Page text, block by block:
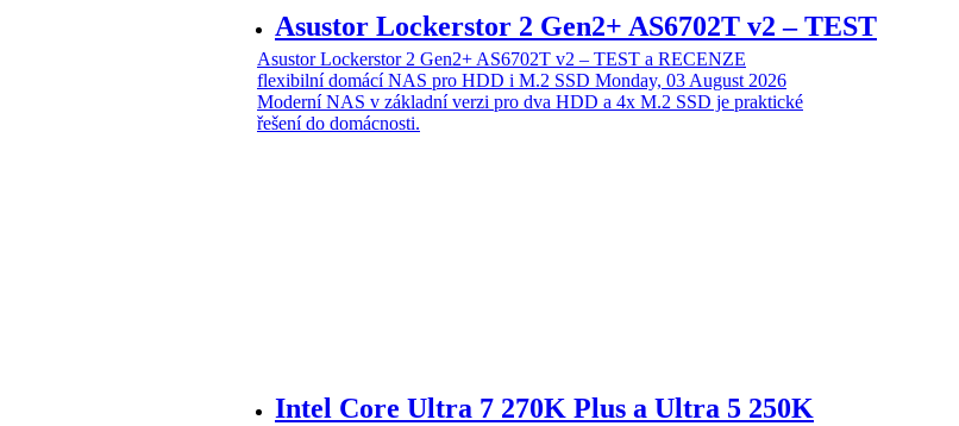
Asustor Lockerstor 2 Gen2+ AS6702T v2 – TEST
Asustor Lockerstor 2 Gen2+ AS6702T v2 – TEST a RECENZE
flexibilní domácí NAS pro HDD i M.2 SSD Monday, 03 August 2026
Moderní NAS v základní verzi pro dva HDD a 4x M.2 SSD je praktické
řešení do domácnosti.
Intel Core Ultra 7 270K Plus a Ultra 5 250K